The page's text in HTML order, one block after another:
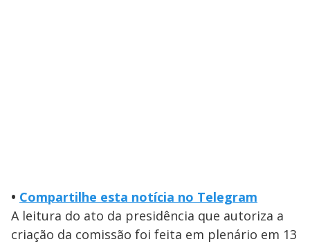
• Compartilhe esta notícia no Telegram
A leitura do ato da presidência que autoriza a
criação da comissão foi feita em plenário em 13